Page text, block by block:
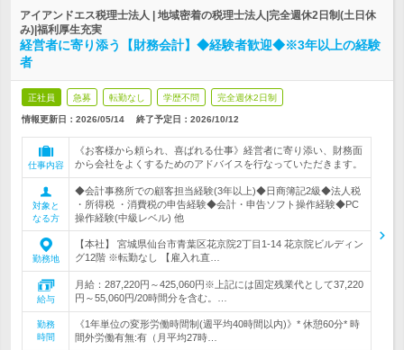
アイアンドエス税理士法人 | 地域密着の税理士法人|完全週休2日制(土日休
み)|福利厚生充実
経営者に寄り添う【財務会計】◆経験者歓迎◆※3年以上の経験
者
正社員 急募 転勤なし 学歴不問 完全週休2日制
情報更新日：2026/05/14 終了予定日： 2026/10/12
仕事内容
《お客様から頼られ、喜ばれる仕事》経営者に寄り添い、財務面
から会社をよくするためのアドバイスを行なっていただきます。
対象と
なる方
◆会計事務所での顧客担当経験(3年以上)◆日商簿記2級◆法人税
・所得税 ・消費税の申告経験◆会計・申告ソフト操作経験◆PC
操作経験(中級レベル) 他
勤務地
【本社】 宮城県仙台市青葉区花京院2丁目1-14 花京院ビルディン
グ12階 ※転勤なし 【雇入れ直…
給与
月給：287,220円～425,060円※上記には固定残業代として37,220
円～55,060円/20時間分を含む。…
勤務
時間
《1年単位の変形労働時間制(週平均40時間以内)》* 休憩60分* 時
間外労働有無:有（月平均27時…